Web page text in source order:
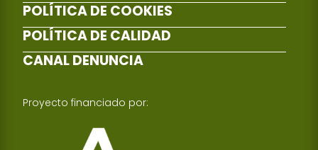
POLÍTICA DE COOKIES
POLÍTICA DE CALIDAD
CANAL DENUNCIA
Proyecto financiado por: